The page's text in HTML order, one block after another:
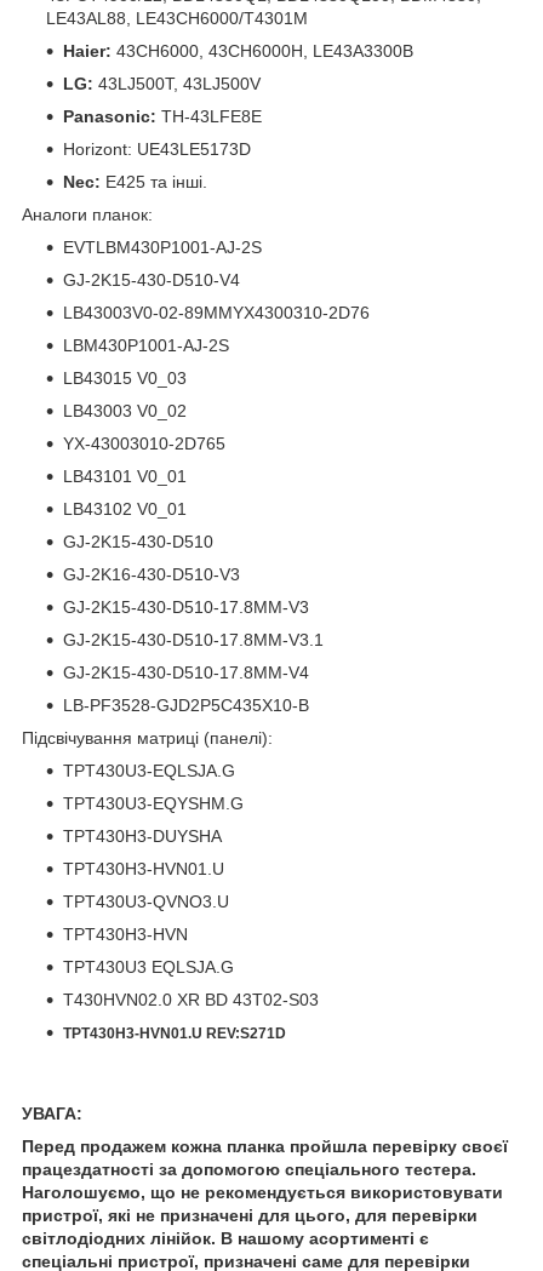
LE43AL88, LE43CH6000/T4301M
Haier: 43CH6000, 43CH6000H, LE43A3300B
LG: 43LJ500T, 43LJ500V
Panasonic: TH-43LFE8E
Horizont: UE43LE5173D
Nec: E425 та інші.
Аналоги планок:
EVTLBM430P1001-AJ-2S
GJ-2K15-430-D510-V4
LB43003V0-02-89MMYX4300310-2D76
LBM430P1001-AJ-2S
LB43015 V0_03
LB43003 V0_02
YX-43003010-2D765
LB43101 V0_01
LB43102 V0_01
GJ-2K15-430-D510
GJ-2K16-430-D510-V3
GJ-2K15-430-D510-17.8MM-V3
GJ-2K15-430-D510-17.8MM-V3.1
GJ-2K15-430-D510-17.8MM-V4
LB-PF3528-GJD2P5C435X10-B
Підсвічування матриці (панелі):
TPT430U3-EQLSJA.G
TPT430U3-EQYSHM.G
TPT430H3-DUYSHA
TPT430H3-HVN01.U
TPT430U3-QVNO3.U
TPT430H3-HVN
TPT430U3 EQLSJA.G
T430HVN02.0 XR BD 43T02-S03
TPT430H3-HVN01.U REV:S271D
УВАГА:
Перед продажем кожна планка пройшла перевірку своєї
працездатності за допомогою спеціального тестера.
Наголошуємо, що не рекомендується використовувати
пристрої, які не призначені для цього, для перевірки
світлодіодних лінійок. В нашому асортименті є
спеціальні пристрої, призначені саме для перевірки